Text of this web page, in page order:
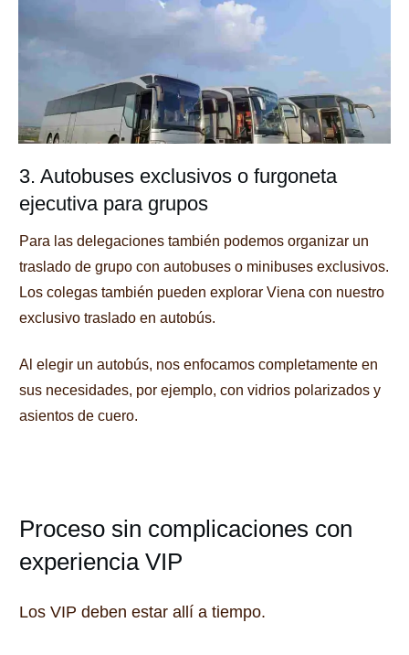
3. Autobuses exclusivos o furgoneta
ejecutiva para grupos
Para las delegaciones también podemos organizar un
traslado de grupo con autobuses o minibuses exclusivos.
Los colegas también pueden explorar Viena con nuestro
exclusivo traslado en autobús.
Al elegir un autobús, nos enfocamos completamente en
sus necesidades, por ejemplo, con vidrios polarizados y
asientos de cuero.
Proceso sin complicaciones con
experiencia VIP
Los VIP deben estar allí a tiempo.